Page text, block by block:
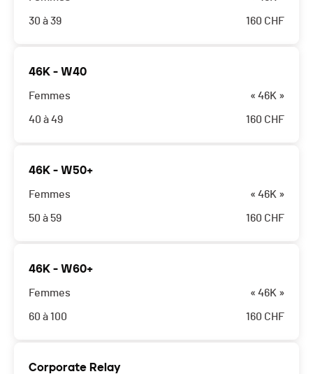
30 à 39 160 CHF
46K - W40
Femmes
40 à 49
« 46K »
160 CHF
46K - W50+
Femmes
50 à 59
« 46K »
160 CHF
46K - W60+
Femmes
60 à 100
« 46K »
160 CHF
Corporate Relay